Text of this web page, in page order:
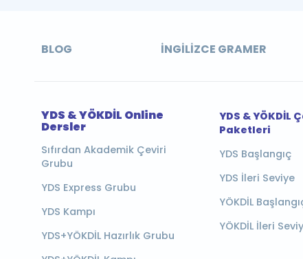
BLOG İNGILIZCE GRAMER
YDS & YÖKDİL Online
Dersler
Sıfırdan Akademik Çeviri
Grubu
YDS Express Grubu
YDS Kampı
YDS+YÖKDİL Hazırlık Grubu
YDS & YÖKDİL
Paketleri
YDS Başlangıç
YDS İleri Seviye
YÖKDİL
YÖKDİL İleri